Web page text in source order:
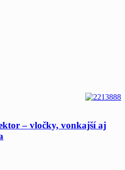
– vločky, vonkajší aj